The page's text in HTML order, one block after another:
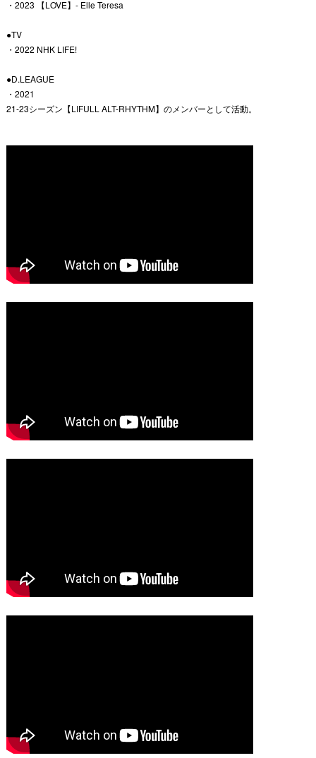
・2023 【LOVE】- Elle Teresa
●TV
・2022 NHK LIFE!
●D.LEAGUE
・2021
21-23シーズン【LIFULL ALT-RHYTHM】のメンバーとして活動。